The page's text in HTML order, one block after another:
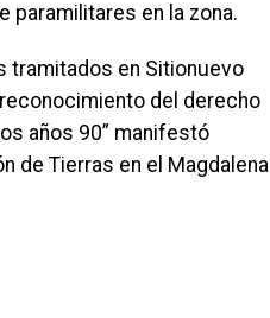
paramilitares en la zona.
tramitados en Sitionuevo
del derecho
años 90” manifestó
de Tierras en el Magdalena